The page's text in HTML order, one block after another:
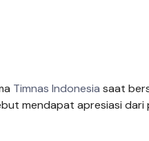
Timnas Indonesia saat
mendapat apresiasi dari